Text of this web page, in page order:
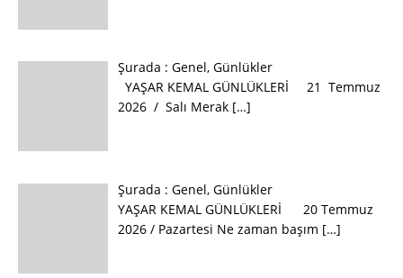
Şurada : Genel, Günlükler
YAŞAR KEMAL GÜNLÜKLERİ 21 Temmuz
2026 / Salı Merak […]
Şurada : Genel, Günlükler
YAŞAR KEMAL GÜNLÜKLERİ 20 Temmuz
2026 / Pazartesi Ne zaman başım […]